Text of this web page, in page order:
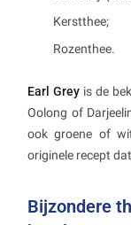
Kerstthee;
Rozenthee.
Earl Grey is de
Oolong of
ook groene of
originele recept
Bijzondere